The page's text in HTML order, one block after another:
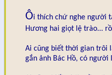
Ôi thích chứ nghe người
Hương hai giọt lệ trào...
Ai cũng biết thời gian trôi
gắn ảnh Bác Hồ, có